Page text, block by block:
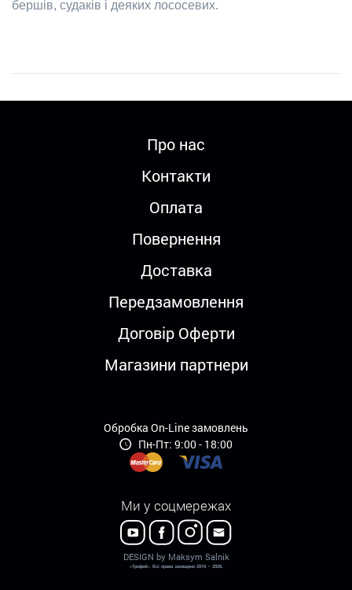
бершів, судаків і деяких лососевих.
Про нас
Контакти
Оплата
Повернення
Доставка
Передзамовлення
Договір Оферти
Магазини партнери
Обробка On-Line замовлень
Пн-Пт: 9:00 - 18:00
Ми у соцмережах
DESIGN by Maksym Salnik
«Трофей». Всі права захищено 2016 – 2026.